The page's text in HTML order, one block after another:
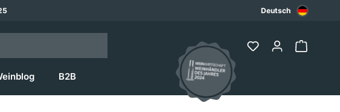
Deutsch
B2B